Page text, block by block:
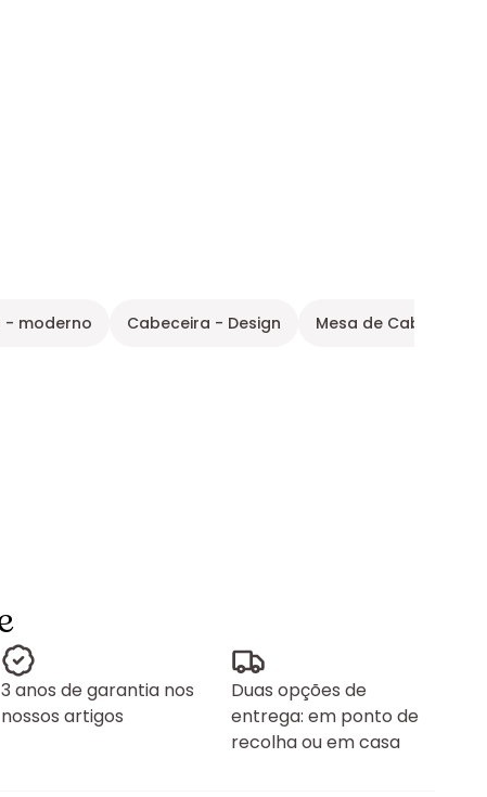
- moderno Cabeceira - Design Mesa de Cabeceira
3 anos de garantia nos
nossos artigos
Duas opções de
entrega: em ponto de
recolha ou em casa